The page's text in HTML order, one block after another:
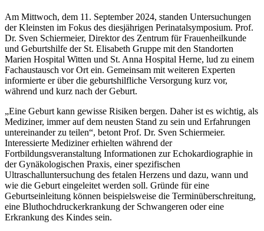
Am Mittwoch, dem 11. September 2024, standen Untersuchungen
der Kleinsten im Fokus des diesjährigen Perinatalsymposium. Prof.
Dr. Sven Schiermeier, Direktor des Zentrum für Frauenheilkunde
und Geburtshilfe der St. Elisabeth Gruppe mit den Standorten
Marien Hospital Witten und St. Anna Hospital Herne, lud zu einem
Fachaustausch vor Ort ein. Gemeinsam mit weiteren Experten
informierte er über die geburtshilfliche Versorgung kurz vor,
während und kurz nach der Geburt.
„Eine Geburt kann gewisse Risiken bergen. Daher ist es wichtig, als
Mediziner, immer auf dem neusten Stand zu sein und Erfahrungen
untereinander zu teilen“, betont Prof. Dr. Sven Schiermeier.
Interessierte Mediziner erhielten während der
Fortbildungsveranstaltung Informationen zur Echokardiographie in
der Gynäkologischen Praxis, einer spezifischen
Ultraschalluntersuchung des fetalen Herzens und dazu, wann und
wie die Geburt eingeleitet werden soll. Gründe für eine
Geburtseinleitung können beispielsweise die Terminüberschreitung,
eine Bluthochdruckerkrankung der Schwangeren oder eine
Erkrankung des Kindes sein.